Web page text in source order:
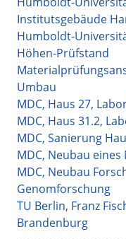
Institutsgebäude
Humboldt-
Höhen-Prüfstand
Umbau
MDC, Haus 27,
MDC, Haus 31.2,
MDC, Sanierung
MDC, Neubau eines
MDC, Neubau
Genomforschung
TU Berlin, Franz
Brandenburg